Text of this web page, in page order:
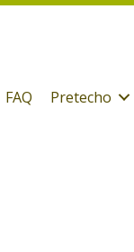
FAQ Pretecho